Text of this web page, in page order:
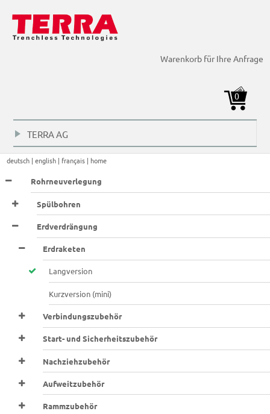
Warenkorb für Ihre Anfrage
0
TERRA AG
deutsch |english | français | home
Rohrneuverlegung
Spülbohren
Erdverdrängung
Erdraketen
Langversion
Kurzversion (mini)
Verbindungszubehör
Start- und Sicherheitszubehör
Nachziehzubehör
Aufweitzubehör
Rammzubehör